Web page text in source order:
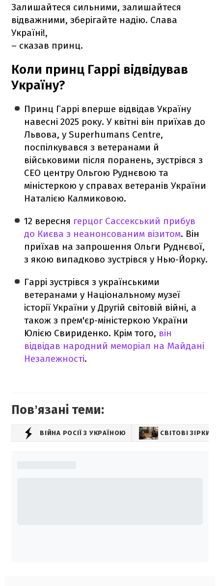
Залишайтеся сильними, залишайтеся
відважними, зберігайте надію. Слава
Україні!,
– сказав принц.
Коли принц Гаррі відвідував
Україну?
Принц Гаррі вперше відвідав Україну
навесні 2025 року. У квітні він приїхав до
Львова, у Superhumans Centre,
поспілкувався з ветеранами й
військовими після поранень, зустрівся з
СЕО центру Ольгою Руднєвою та
міністеркою у справах ветеранів України
Наталією Калмиковою.
12 вересня герцог Сассекський прибув
до Києва з неанонсованим візитом. Він
приїхав на запрошення Ольги Руднєвої,
з якою випадково зустрівся у Нью-Йорку.
Гаррі зустрівся з українськими
ветеранами у Національному музеї
історії України у Другій світовій війні, а
також з прем'єр-міністеркою України
Юлією Свириденко. Крім того, він
відвідав народний меморіал на Майдані
Незалежності.
Повʼязані теми:
ВІЙНА РОСІЇ З УКРАЇНОЮ СВІТОВІ ЗІРКИ